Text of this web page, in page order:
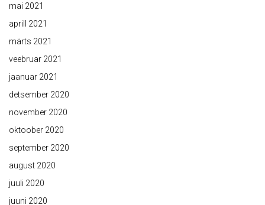
mai 2021
aprill 2021
märts 2021
veebruar 2021
jaanuar 2021
detsember 2020
november 2020
oktoober 2020
september 2020
august 2020
juuli 2020
juuni 2020